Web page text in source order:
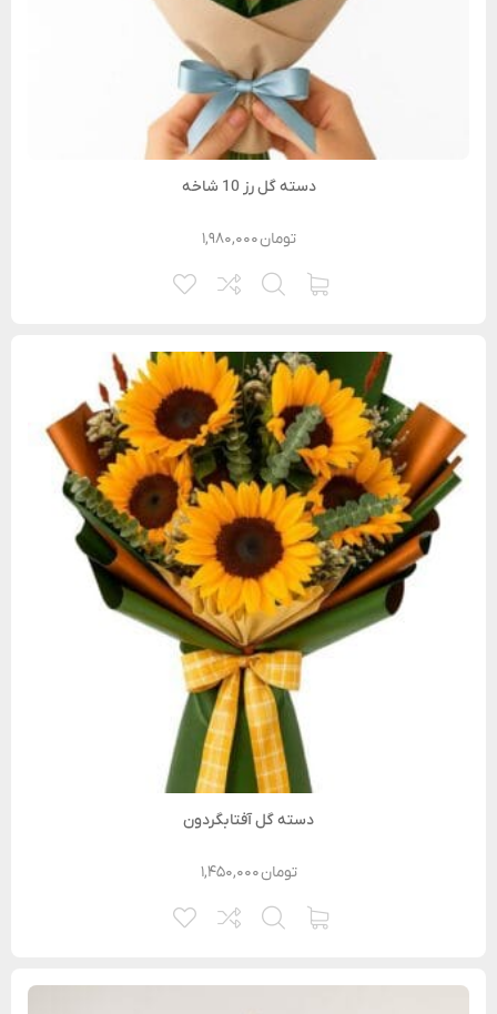
دسته گل رز 10 شاخه
۱,۹۸۰,۰۰۰تومان
دسته گل آفتابگردون
۱,۴۵۰,۰۰۰تومان